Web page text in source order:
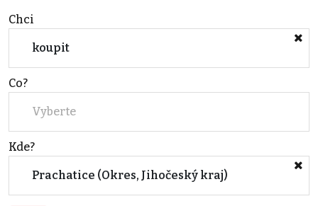
Chci
koupit
Co?
Vyberte
Kde?
Prachatice (Okres, Jihočeský kraj)